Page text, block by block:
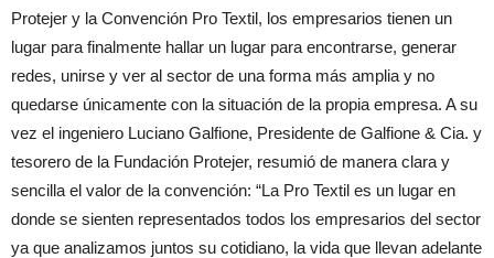
Protejer y la Convención Pro Textil, los empresarios tienen un
lugar para finalmente hallar un lugar para encontrarse, generar
redes, unirse y ver al sector de una forma más amplia y no
quedarse únicamente con la situación de la propia empresa. A su
vez el ingeniero Luciano Galfione, Presidente de Galfione & Cia. y
tesorero de la Fundación Protejer, resumió de manera clara y
sencilla el valor de la convención: “La Pro Textil es un lugar en
donde se sienten representados todos los empresarios del sector
ya que analizamos juntos su cotidiano, la vida que llevan adelante